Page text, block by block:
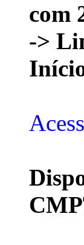
com
->